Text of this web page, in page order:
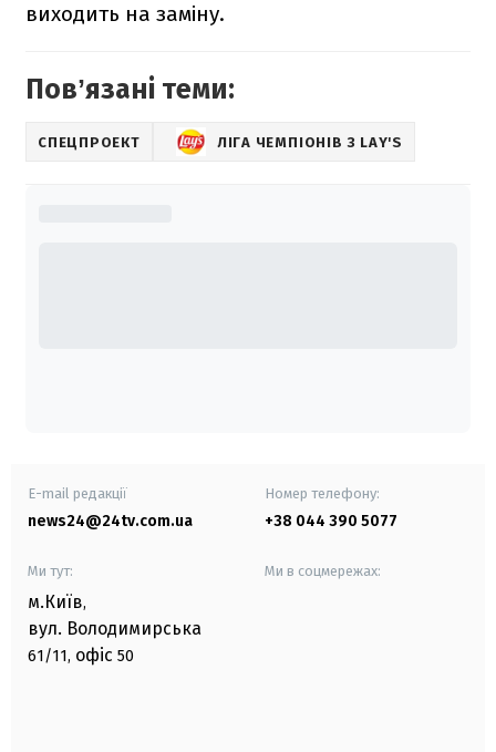
виходить на заміну.
Повʼязані теми:
СПЕЦПРОЕКТ ЛІГА ЧЕМПІОНІВ З LAY'S
E-mail редакції
news24@24tv.com.ua
Номер телефону:
+38 044 390 5077
Ми тут:
м.Київ,
вул. Володимирська
61/11, офіс 50
Ми в соцмережах: